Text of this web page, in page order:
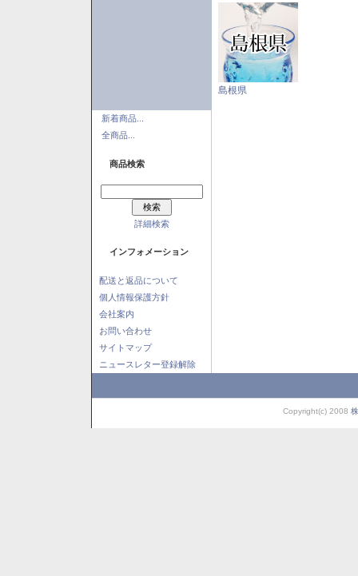
新着商品...
全商品...
商品検索
詳細検索
インフォメーション
配送と返品について
個人情報保護方針
会社案内
お問い合わせ
サイトマップ
ニュースレター登録解除
島根県
Copyright(c) 2008